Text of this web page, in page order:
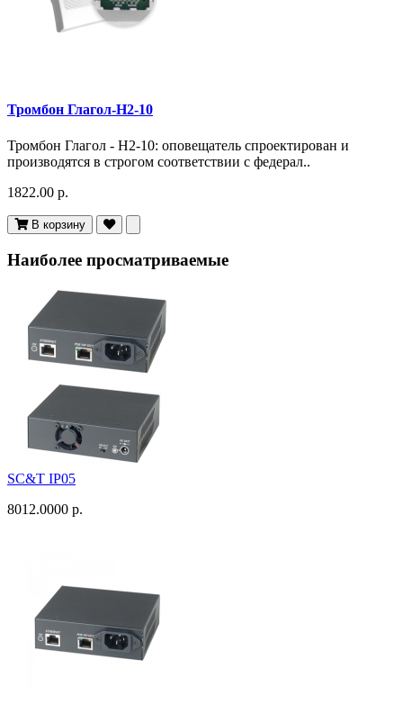
Тромбон Глагол-Н2-10
Тромбон Глагол - Н2-10: оповещатель спроектирован и
производятся в строгом соответствии с федерал..
1822.00 р.
В корзину
Наиболее просматриваемые
SC&T IP05
8012.0000 р.